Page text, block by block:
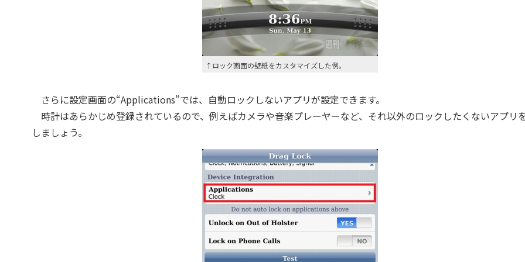
↑ロック画面の壁紙をカスタマイズした例。
さらに設定画面の“Applications”では、自動ロックしないアプリが設定できます。
時計はあらかじめ登録されているので、例えばカメラや音楽プレーヤーなど、それ以外のロックしたくないアプリ
しましょう。